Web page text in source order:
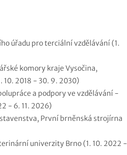
úřadu pro terciální vzdělávání (1.
komory kraje Vysočina,
10. 2018 - 30. 9. 2030)
a podpory ve vzdělávání -
- 6. 11. 2026)
První brněnská strojírna
univerzity Brno (1. 10. 2022 -